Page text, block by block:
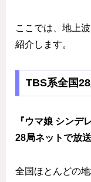
ここでは、地上
紹介します。
TBS系全国
『ウマ娘 シンデ
28局ネットで放送
全国ほとんどの